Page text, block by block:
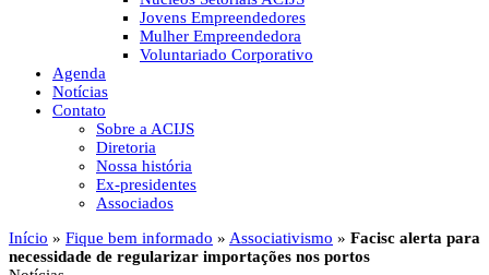
Jovens Empreendedores
Mulher Empreendedora
Voluntariado Corporativo
Agenda
Notícias
Contato
Sobre a ACIJS
Diretoria
Nossa história
Ex-presidentes
Associados
Início » Fique bem informado » Associativismo » Facisc alerta para
necessidade de regularizar importações nos portos